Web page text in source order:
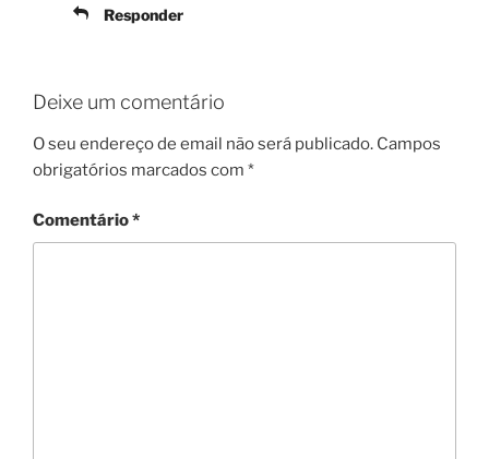
Responder
Deixe um comentário
O seu endereço de email não será publicado. Campos
obrigatórios marcados com *
Comentário*